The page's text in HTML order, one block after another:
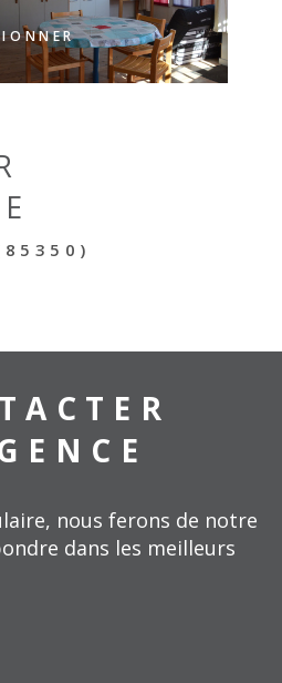
nous ferons de notre
dans les meilleurs